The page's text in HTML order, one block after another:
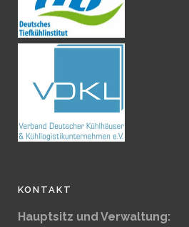
KONTAKT
Hauptsitz und Verwaltung: